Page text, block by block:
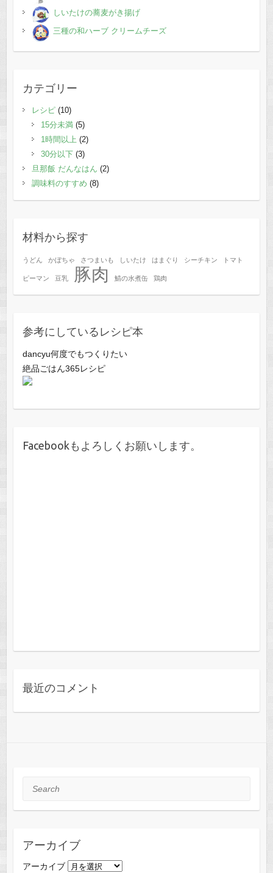
しいたけの蕎麦がき揚げ
三種の和ハーブ クリームチーズ
カテゴリー
レシピ(10)
15分未満(5)
1時間以上 (2)
30分以下(3)
旦那飯 だんなはん (2)
調味料のすすめ (8)
材料から探す
うどん かぼちゃ さつまいも しいたけ はまぐり シーチキン トマト
ピーマン 豆乳 豚肉 鯖の水煮缶 鶏肉
参考にしているレシピ本
dancyu何度でもつくりたい
絶品ごはん365レシピ
Facebookもよろしくお願いします。
最近のコメント
Search
アーカイブ
アーカイブ